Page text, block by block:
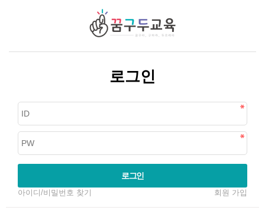
로그인
로그인
아이디/비밀번호 찾기 회원 가입